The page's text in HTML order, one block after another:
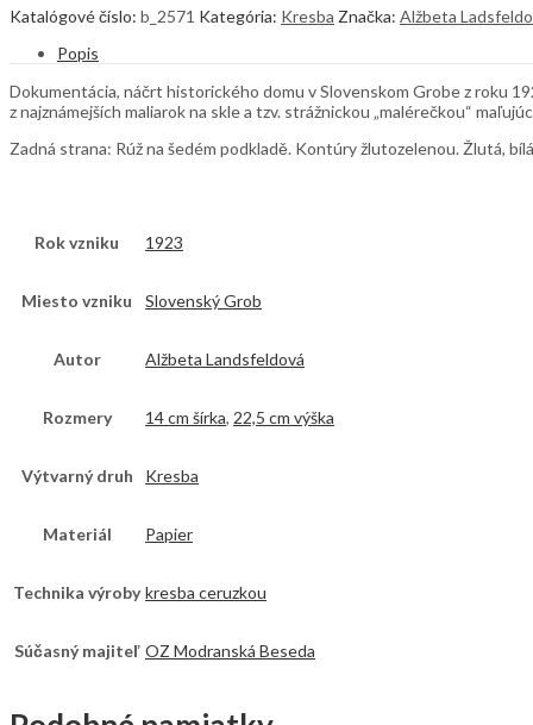
Katalógové číslo: b_2571 Kategória: Kresba Značka: Alžbeta
Popis
Dokumentácia, náčrt historického domu v Slovenskom Grobe z roku
z najznámejších maliarok na skle a tzv. strážnickou „malérečkou“
Zadná strana: Rúž na šedém podkladě. Kontúry žlutozelenou. Žlutá,
Rok vzniku 1923
Miesto vzniku Slovenský Grob
Autor Alžbeta Landsfeldová
Rozmery 14 cm šírka, 22,5 cm výška
Výtvarný druh Kresba
Materiál Papier
Technika výroby kresba ceruzkou
Súčasný majiteľ OZ Modranská Beseda